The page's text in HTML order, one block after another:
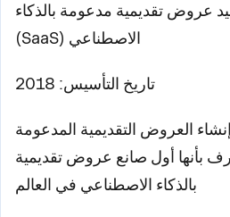
عروض تقديمية مدعومة بالذكاء
الاصطناعي (SaaS)
تاريخ التأسيس: 2018
العروض التقديمية المدعومة
بأنها أول صانع عروض تقديمية
بالذكاء الاصطناعي في العالم